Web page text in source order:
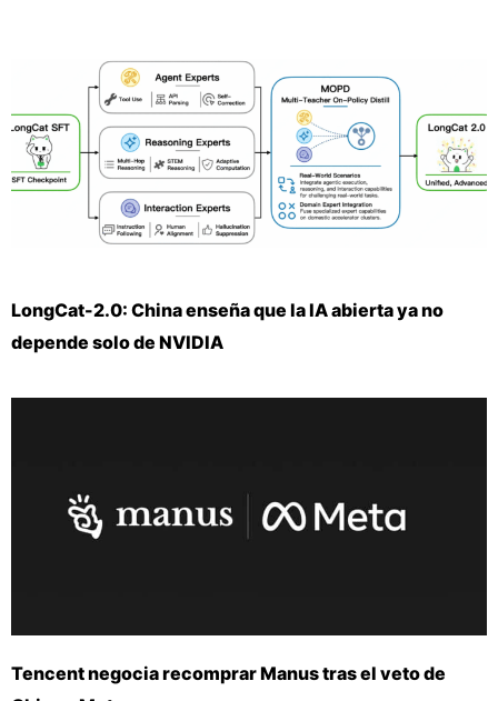
LongCat-2.0: China enseña que la IA abierta ya no
depende solo de NVIDIA
Tencent negocia recomprar Manus tras el veto de